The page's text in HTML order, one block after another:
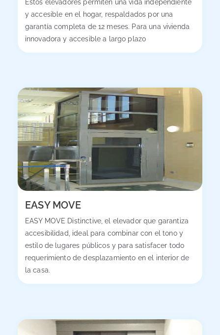
Estos elevadores permiten una vida independiente
y accesible en el hogar, respaldados por una
garantía completa de 12 meses. Para una vivienda
innovadora y accesible a largo plazo
EASY MOVE
EASY MOVE Distinctive, el elevador que garantiza
accesibilidad, ideal para combinar con el tono y
estilo de lugares públicos y para satisfacer todo
requerimiento de desplazamiento en el interior de
la casa.